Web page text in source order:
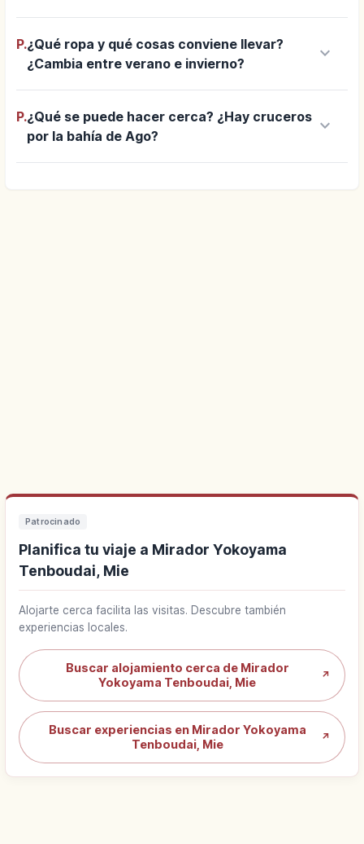
P.¿Qué ropa y qué cosas conviene llevar?
¿Cambia entre verano e invierno?
keyboard_arrow_down
P.¿Qué se puede hacer cerca? ¿Hay cruceros
por la bahía de Ago?
keyboard_arrow_down
Patrocinado
Planifica tu viaje a Mirador Yokoyama
Tenboudai, Mie
Alojarte cerca facilita las visitas. Descubre también
experiencias locales.
Buscar alojamiento cerca de Mirador
Yokoyama Tenboudai, Mie
↗
Buscar experiencias en Mirador Yokoyama
Tenboudai, Mie
↗